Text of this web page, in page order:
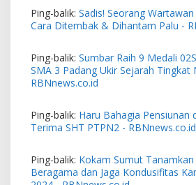
Ping-balik: Sadis! Seorang
Cara Ditembak & Dihantam Palu -
Ping-balik: Sumbar Raih 9 Medali
SMA 3 Padang Ukir Sejarah Tingkat
RBNnews.co.id
Ping-balik: Haru Bahagia Pensiunan
Terima SHT PTPN2 - RBNnews.co.id
Ping-balik: Kokam Sumut
Beragama dan Jaga Kondusifitas